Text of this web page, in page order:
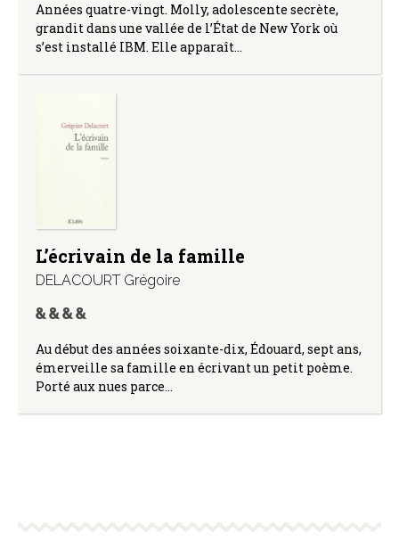
Années quatre-vingt. Molly, adolescente secrète,
grandit dans une vallée de l’État de New York où
s’est installé IBM. Elle apparaît…
L’écrivain de la famille
DELACOURT Grégoire
Au début des années soixante-dix, Édouard, sept ans,
émerveille sa famille en écrivant un petit poème.
Porté aux nues parce…